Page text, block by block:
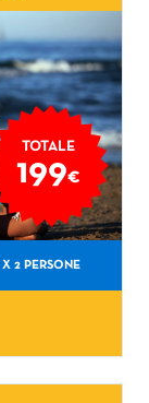
TOTALE
199€
X 2 PERSONE